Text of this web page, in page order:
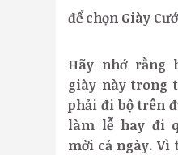
để chọn Giày
Hãy nhớ rằng
giày này trong
phải đi bộ trên
làm lễ hay đi
mời cả ngày. Vì